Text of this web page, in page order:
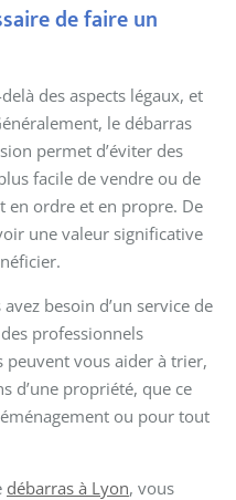
de faire un
des aspects légaux, et
le débarras
permet d’éviter des
facile de vendre ou de
en ordre et en propre. De
une valeur significative
besoin d’un service de
professionnels
peuvent vous aider à trier,
d’une propriété, que ce
ou pour tout
débarras à Lyon, vous